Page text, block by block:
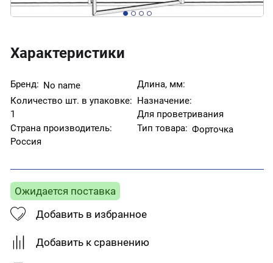
Характеристики
Бренд: No name
Длина, мм:
Количество шт. в упаковке:
1
Назначение:
Для проветривания
Страна производитель:
Россия
Тип товара: Форточка
Ожидается поставка
Добавить в избранное
Добавить к сравнению